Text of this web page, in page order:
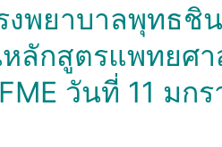
พยาบาลพุทธชิ
ลักสูตรแพทยศ
วันที่ 11 มกร